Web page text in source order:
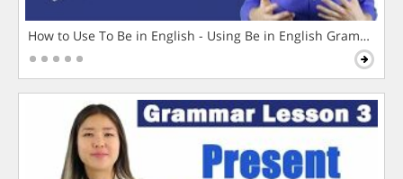
How to Use To Be in English - Using Be in English Grammar